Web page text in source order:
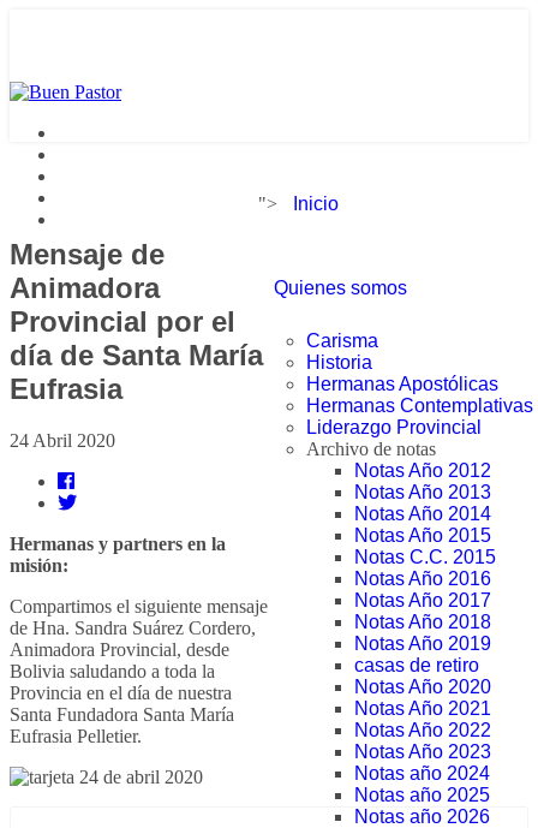
"> Inicio
Quienes somos
Carisma
Historia
Hermanas Apostólicas
Hermanas Contemplativas
Liderazgo Provincial
Archivo de notas
Notas Año 2012
Notas Año 2013
Notas Año 2014
Notas Año 2015
Notas C.C. 2015
Notas Año 2016
Notas Año 2017
Notas Año 2018
Notas Año 2019
casas de retiro
Notas Año 2020
Notas Año 2021
Notas Año 2022
Notas Año 2023
Notas año 2024
Notas año 2025
Notas año 2026
Mensaje de
Animadora
Provincial por el
día de Santa María
Eufrasia
24 Abril 2020
Hermanas y partners en la
misión:
Compartimos el siguiente mensaje
de Hna. Sandra Suárez Cordero,
Animadora Provincial, desde
Bolivia saludando a toda la
Provincia en el día de nuestra
Santa Fundadora Santa María
Eufrasia Pelletier.